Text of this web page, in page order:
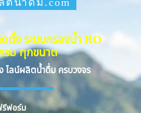
ตั้ง ระบบกรองน้ำ RO
รม ทุกขนาด
ไลน์ผลิตน้ำดื่ม ครบวงจร
รีฟอร์ม